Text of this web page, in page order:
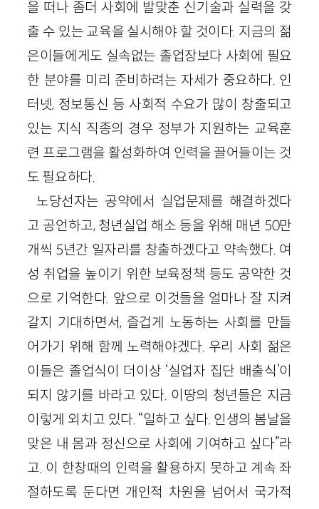
을 떠나 좀더 사회에 발맞춘 신기술과 실력을 갖
출 수 있는 교육을 실시해야 할 것이다. 지금의 젊
은이들에게도 실속없는 졸업장보다 사회에 필요
한 분야를 미리 준비하려는 자세가 중요하다. 인
터넷, 정보통신 등 사회적 수요가 많이 창출되고
있는 지식 직종의 경우 정부가 지원하는 교육훈
련 프로그램을 활성화하여 인력을 끌어들이는 것
도 필요하다.
노당선자는 공약에서 실업문제를 해결하겠다
고 공언하고, 청년실업 해소 등을 위해 매년 50만
개씩 5년간 일자리를 창출하겠다고 약속했다. 여
성 취업을 높이기 위한 보육정책 등도 공약한 것
으로 기억한다. 앞으로 이것들을 얼마나 잘 지켜
갈지 기대하면서, 즐겁게 노동하는 사회를 만들
어가기 위해 함께 노력해야겠다. 우리 사회 젊은
이들은 졸업식이 더이상 ‘실업자 집단 배출식’이
되지 않기를 바라고 있다. 이땅의 청년들은 지금
이렇게 외치고 있다. “일하고 싶다. 인생의 봄날을
맞은 내 몸과 정신으로 사회에 기여하고 싶다”라
고. 이 한창때의 인력을 활용하지 못하고 계속 좌
절하도록 둔다면 개인적 차원을 넘어서 국가적